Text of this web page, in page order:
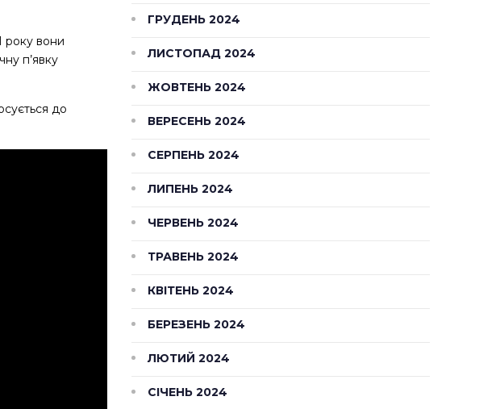
року вони
п’явку
до
ГРУДЕНЬ 2024
ЛИСТОПАД 2024
ЖОВТЕНЬ 2024
ВЕРЕСЕНЬ 2024
СЕРПЕНЬ 2024
ЛИПЕНЬ 2024
ЧЕРВЕНЬ 2024
ТРАВЕНЬ 2024
КВІТЕНЬ 2024
БЕРЕЗЕНЬ 2024
ЛЮТИЙ 2024
СІЧЕНЬ 2024